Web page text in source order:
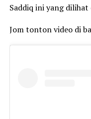
Saddiq ini yang dilihat
Jom tonton video di